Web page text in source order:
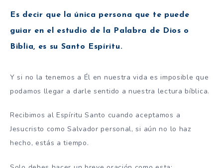
Es decir que la única persona que te puede
guiar en el estudio de la Palabra de Dios o
Biblia, es su Santo Espíritu.
Y si no la tenemos a Él en nuestra vida es imposible que
podamos llegar a darle sentido a nuestra lectura bíblica.
Recibimos al Espíritu Santo cuando aceptamos a
Jesucristo como Salvador personal, si aún no lo haz
hecho, estás a tiempo.